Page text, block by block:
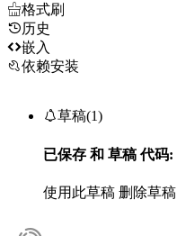
格式刷
历史
嵌入
依赖安装
草稿(1)
已保存 和 草稿代码:
使用此草稿 删除草稿